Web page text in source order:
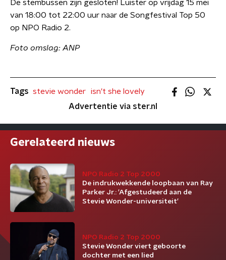
De stembussen zijn gesloten! Luister op vrijdag 15 mei
van 18:00 tot 22:00 uur naar de Songfestival Top 50
op NPO Radio 2.
Foto omslag: ANP
Tags stevie wonder
isn't she lovely
Advertentie via ster.nl
Gerelateerd nieuws
NPO Radio 2 Top 2000
De indrukwekkende loopbaan van Ray
Parker Jr.: 'Afgestudeerd aan de
Stevie Wonder-universiteit'
NPO Radio 2 Top 2000
Stevie Wonder viert geboorte
dochter met een lied